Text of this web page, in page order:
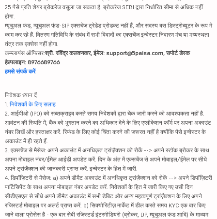
25 पैसे प्रति शेयर ब्रोकरेज वसूला जा सकता है. ब्रोकरेज SEBI द्वारा निर्धारित सीमा से अधिक नहीं
होगा.
म्यूचुअल फंड, म्यूचुअल फंड-SIP एक्सचेंज ट्रेडेड प्रोडक्ट नहीं हैं, और सदस्य बस डिस्ट्रीब्यूटर के रूप में
काम कर रहे हैं. वितरण गतिविधि के संबंध में सभी विवादों का एक्सचेंज इन्वेस्टर निवारण मंच या मध्यस्थता
तंत्र तक एक्सेस नहीं होगा.
कम्प्लायंस ऑफिसर:श्री. रविंद्र कलवणकर, ईमेल: support@5paisa.com, सपोर्ट डेस्क
हेल्पलाइन: 8976689766
हमसे संपर्क करें
निवेशक ध्यान दें
1. निवेशकों के लिए सलाह
2. आईपीओ (IPO) को सब्सक्राइब करते समय निवेशकों द्वारा चेक जारी करने की आवश्यकता नहीं है.
आवंटन की स्थिति में, बैंक को भुगतान करने का अधिकार देने के लिए एप्लीकेशन फॉर्म पर अपना अकाउंट
नंबर लिखें और हस्ताक्षर करें. रिफंड के लिए कोई चिंता करने की जरूरत नहीं है क्योंकि पैसे इन्वेस्टर के
अकाउंट में ही रहते हैं.
3. एक्सचेंज से मैसेज: अपने अकाउंट में अनधिकृत ट्रांज़ैक्शन को रोकें --> अपने स्टॉक ब्रोकर के साथ
अपना मोबाइल नंबर/ईमेल आईडी अपडेट करें. दिन के अंत में एक्सचेंज से अपने मोबाइल/ईमेल पर सीधे
अपने ट्रांज़ैक्शन की जानकारी प्राप्त करें. इन्वेस्टर के हित में जारी.
4. डिपॉज़िटरी से मैसेज: a) अपने डीमैट अकाउंट में अनधिकृत ट्रांज़ैक्शन को रोकें --> अपने डिपॉज़िटरी
पार्टिसिपेंट के साथ अपना मोबाइल नंबर अपडेट करें. निवेशकों के हित में जारी किए गए उसी दिन
सीडीएसएल से सीधे अपने डीमैट अकाउंट में सभी डेबिट और अन्य महत्वपूर्ण ट्रांज़ैक्शन के लिए अपने
रजिस्टर्ड मोबाइल पर अलर्ट प्राप्त करें. b) सिक्योरिटीज़ मार्केट में डील करते समय KYC एक बार किए
जाने वाला प्रोसेस है - एक बार सेबी रजिस्टर्ड इंटरमीडियरी (ब्रोकर, DP, म्यूचुअल फंड आदि) के माध्यम